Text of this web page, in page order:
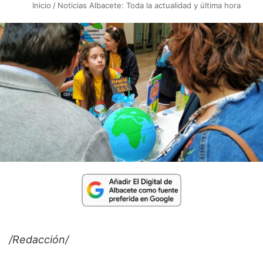
Inicio / Noticias Albacete: Toda la actualidad y última hora
/Redacción/